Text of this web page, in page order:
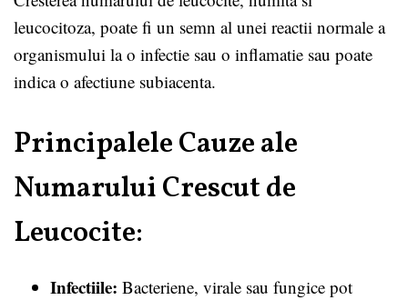
leucocitoza, poate fi un semn al unei reactii normale a
organismului la o infectie sau o inflamatie sau poate
indica o afectiune subiacenta.
Principalele Cauze ale
Numarului Crescut de
Leucocite:
Infectiile: Bacteriene, virale sau fungice pot